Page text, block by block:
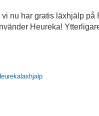
vi nu har gratis läxhjälp på
Heureka!